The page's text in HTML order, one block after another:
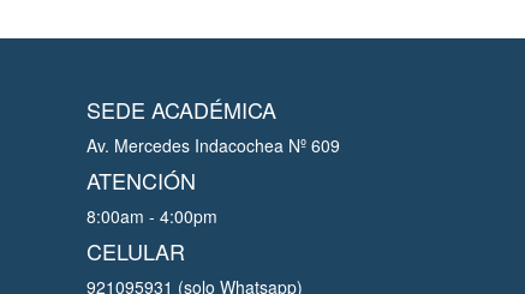
SEDE ACADÉMICA
Av. Mercedes Indacochea Nº 609
ATENCIÓN
8:00am - 4:00pm
CELULAR
921095931 (solo Whatsapp)